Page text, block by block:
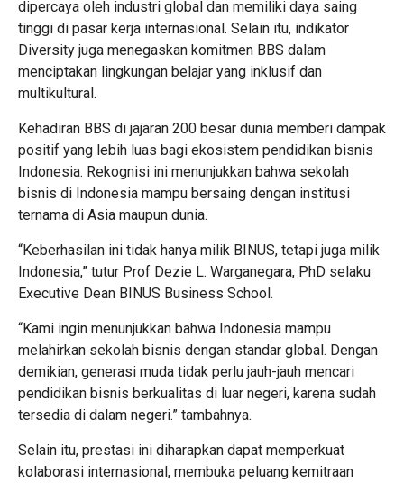
dipercaya oleh industri global dan memiliki daya saing
tinggi di pasar kerja internasional. Selain itu, indikator
Diversity juga menegaskan komitmen BBS dalam
menciptakan lingkungan belajar yang inklusif dan
multikultural.
Kehadiran BBS di jajaran 200 besar dunia memberi dampak
positif yang lebih luas bagi ekosistem pendidikan bisnis
Indonesia. Rekognisi ini menunjukkan bahwa sekolah
bisnis di Indonesia mampu bersaing dengan institusi
ternama di Asia maupun dunia.
“Keberhasilan ini tidak hanya milik BINUS, tetapi juga milik
Indonesia,” tutur Prof Dezie L. Warganegara, PhD selaku
Executive Dean BINUS Business School.
“Kami ingin menunjukkan bahwa Indonesia mampu
melahirkan sekolah bisnis dengan standar global. Dengan
demikian, generasi muda tidak perlu jauh-jauh mencari
pendidikan bisnis berkualitas di luar negeri, karena sudah
tersedia di dalam negeri.” tambahnya.
Selain itu, prestasi ini diharapkan dapat memperkuat
kolaborasi internasional, membuka peluang kemitraan